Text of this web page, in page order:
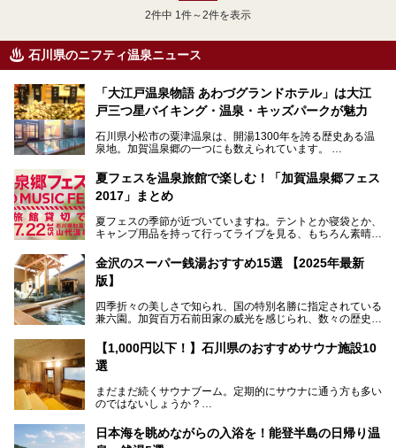
2件中 1件～2件を表示
石川県のニフティ温泉ニュース
「大江戸温泉物語 あわづグランドホテル」は大江
戸三つ星バイキング・温泉・キッズパークが魅力
石川県小松市の粟津温泉は、開湯1300年を誇る歴史ある温
泉地。加賀温泉郷の一つにも数えられています。
その粟津温泉に建つ「大江戸温泉物語 あわづグランドホテ
ル」（以下、あわづグランドホテル）は客室数97室のホテ
ルで、昨年2024年12月に露天風呂を新設。充実したキッズ
2025年7月からは「大江戸三つ星バイキング」がスタート！
───
提供元：大江戸温泉物語ホテルズ＆リゾーツ株式会社【P
この記事は大江戸温泉物語 あわづグランドホテルのPR記事
です。
夏フェスを温泉旅館で楽しむ！「加賀温泉郷フェス
2017」まとめ
夏フェスの季節が近づいていますね。テントとか寝袋とか、
キャンプ用品を持って行ってライブを見る、もちろん素晴ら
いやでもね、暑いし汗や砂埃でドロドロになるしうるさくて
夜は寝られないし、若い時はそういうのが良かったんですけ
今、もうちょっと気楽なフェスはないかな、と探してたらあ
りましたよ！
「加賀温泉郷フェス 2017」が石川県・山代温泉の瑠璃光を
全館貸し切って開催！
れちゃう！なんということでしょう！！
金沢のスーパー銭湯おすすめ15選 【2025年最新
版】
四季折々の美しさで知られ、国の特別名勝に指定されている
兼六園。加賀百万石前田家の威光を感じられ、数々の歴史的
ア。国内でも特に人気の観光地の1つです。北陸新幹線で東
京から約2時間30分と、首都圏からアクセスしやすい立地も
魅力ですね。
り、観光に加えて温泉もぜひ楽しみたいところ。金沢エリア
でおすすめのスーパー銭湯をご紹介します。
【1,000円以下！】石川県のおすすめサウナ施設10
選
まだまだ続くサウナブーム。定期的にサウナに通う方も多い
のではないしょうか？
今回はそんなサウナによく行く人もこれから楽しむ人も格安
で楽しめるサウナを紹介します。
日本海を眺めながらの入浴を！能登半島の日帰り温